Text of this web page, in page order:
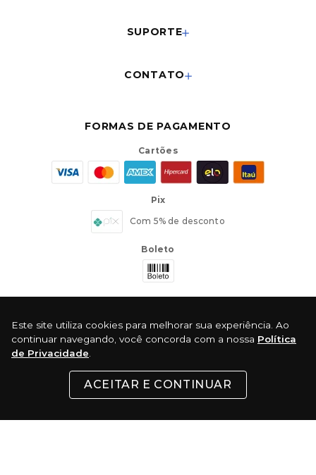
Este site utiliza cookies para melhorar sua experiência. Ao
continuar navegando, você concorda com a nossa Política
de Privacidade
ACEITAR E CONTINUAR
SUPORTE
CONTATO
FORMAS DE PAGAMENTO
Cartões
Pix
Com 5% de desconto
Boleto
Certificados: